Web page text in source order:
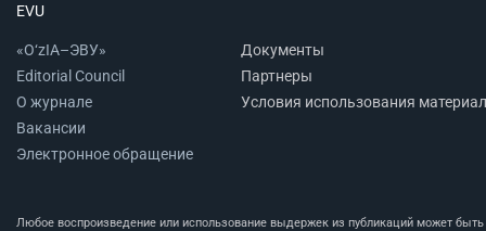
EVU
«O‘zIA–ЭВУ»
Editorial Council
О журнале
Вакансии
Электронное обращение
Документы
Партнеры
Условия использования
Любое воспроизведение или использование выдержек из публикаций может